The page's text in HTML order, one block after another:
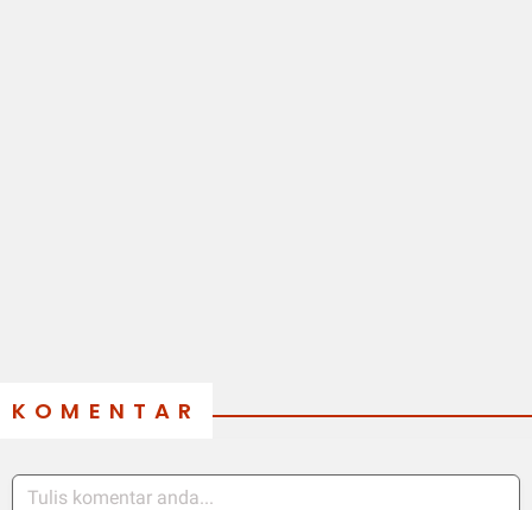
KOMENTAR